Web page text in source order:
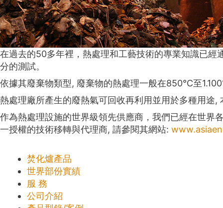
在過去的50多年裡，熱處理和工藝技術的專業知識已
分的測試。
依據其廢棄物類型, 廢棄物的熱處理一般在850°C至
熱處理廠所產生的廢熱氣可回收再利用並用於多種用途
作為熱處理設施的世界級領先供應商，我們已經在世
一授權的技術移轉與代理商, 請參閱其網站:
焚化爐產品
世界部份實績
服 務
公司介紹